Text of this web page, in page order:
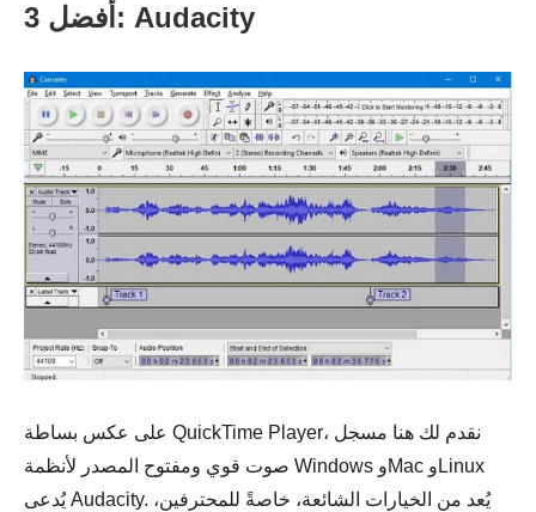
أفضل 3: Audacity
على عكس بساطة QuickTime Player، نقدم لك هنا مسجل
صوت قوي ومفتوح المصدر لأنظمة Windows وMac وLinux
يُدعى Audacity. يُعد من الخيارات الشائعة، خاصةً للمحترفين،